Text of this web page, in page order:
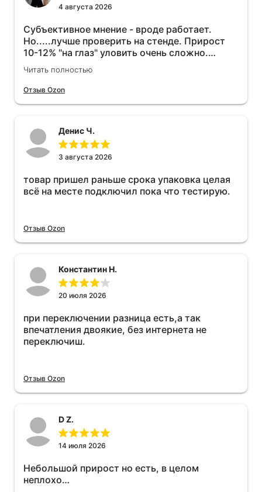
4 августа 2026
Субъективное мнение - вроде работает.
Но.....лучше проверить на стенде. Прирост
10-12% "на глаз" уловить очень сложно.
Покатаюсь, потом отключу и посмотрю, что
будет 😁.
Читать полностью
Отзыв Ozon
Денис Ч.
3 августа 2026
товар пришел раньше срока упаковка целая
всё на месте подключил пока что тестирую.
Отзыв Ozon
Константин Н.
20 июля 2026
при переключении разница есть,а так
впечатления двоякие, без интернета не
переключиш.
Отзыв Ozon
D Z.
14 июля 2026
Небольшой прирост но есть, в целом
неплохо…